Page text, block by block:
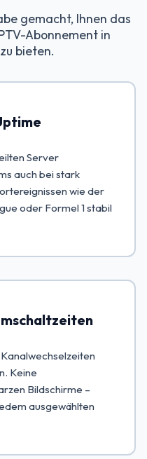
gemacht, Ihnen das
Abonnement in
bieten.
Server
auch bei stark
wie der
oder Formel 1 stabil
Keine
Bildschirme –
ausgewählten